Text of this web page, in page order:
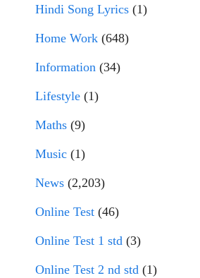
Hindi Song Lyrics (1)
Home Work (648)
Information (34)
Lifestyle (1)
Maths (9)
Music (1)
News (2,203)
Online Test (46)
Online Test 1 std (3)
Online Test 2 nd std (1)